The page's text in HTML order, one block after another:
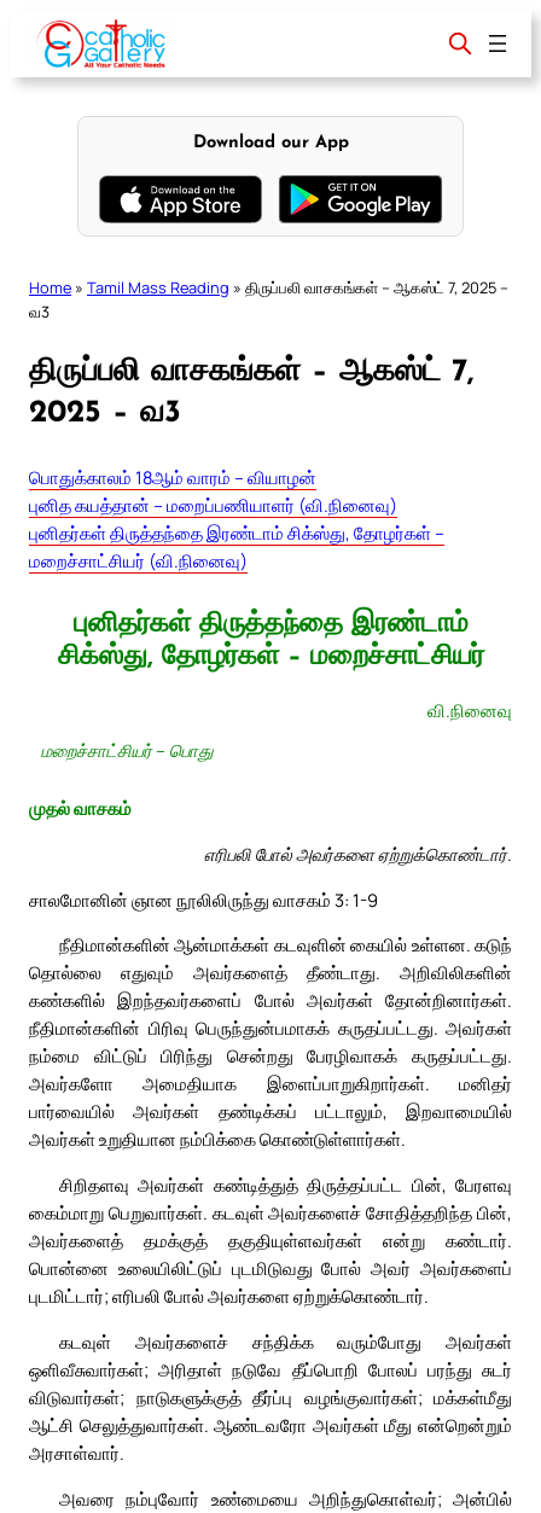
content
Download our App
Home » Tamil Mass Reading » திருப்பலி வாசகங்கள் – ஆகஸ்ட் 7, 2025 –
வ3
திருப்பலி வாசகங்கள் – ஆகஸ்ட் 7,
2025 – வ3
பொதுக்காலம் 18ஆம் வாரம் – வியாழன்
புனித கயத்தான் – மறைப்பணியாளர் (வி.நினைவு)
புனிதர்கள் திருத்தந்தை இரண்டாம் சிக்ஸ்து, தோழர்கள் –
மறைச்சாட்சியர் (வி.நினைவு)
புனிதர்கள் திருத்தந்தை இரண்டாம்
சிக்ஸ்து, தோழர்கள் – மறைச்சாட்சியர்
வி.நினைவு
மறைச்சாட்சியர் – பொது
முதல் வாசகம்
எரிபலி போல் அவர்களை ஏற்றுக்கொண்டார்.
சாலமோனின் ஞான நூலிலிருந்து வாசகம் 3: 1-9
நீதிமான்களின் ஆன்மாக்கள் கடவுளின் கையில் உள்ளன. கடுந்
தொல்லை எதுவும் அவர்களைத் தீண்டாது. அறிவிலிகளின்
கண்களில் இறந்தவர்களைப் போல் அவர்கள் தோன்றினார்கள்.
நீதிமான்களின் பிரிவு பெருந்துன்பமாகக் கருதப்பட்டது. அவர்கள்
நம்மை விட்டுப் பிரிந்து சென்றது பேரழிவாகக் கருதப்பட்டது.
அவர்களோ அமைதியாக இளைப்பாறுகிறார்கள். மனிதர்
பார்வையில் அவர்கள் தண்டிக்கப் பட்டாலும், இறவாமையில்
அவர்கள் உறுதியான நம்பிக்கை கொண்டுள்ளார்கள்.
சிறிதளவு அவர்கள் கண்டித்துத் திருத்தப்பட்ட பின், பேரளவு
கைம்மாறு பெறுவார்கள். கடவுள் அவர்களைச் சோதித்தறிந்த பின்,
அவர்களைத் தமக்குத் தகுதியுள்ளவர்கள் என்று கண்டார்.
பொன்னை உலையிலிட்டுப் புடமிடுவது போல் அவர் அவர்களைப்
புடமிட்டார்; எரிபலி போல் அவர்களை ஏற்றுக்கொண்டார்.
கடவுள் அவர்களைச் சந்திக்க வரும்போது அவர்கள்
ஒளிவீசுவார்கள்; அரிதாள் நடுவே தீப்பொறி போலப் பரந்து சுடர்
விடுவார்கள்; நாடுகளுக்குத் தீர்ப்பு வழங்குவார்கள்; மக்கள்மீது
ஆட்சி செலுத்துவார்கள். ஆண்டவரோ அவர்கள் மீது என்றென்றும்
அரசாள்வார்.
அவரை நம்புவோர் உண்மையை அறிந்துகொள்வர்; அன்பில்